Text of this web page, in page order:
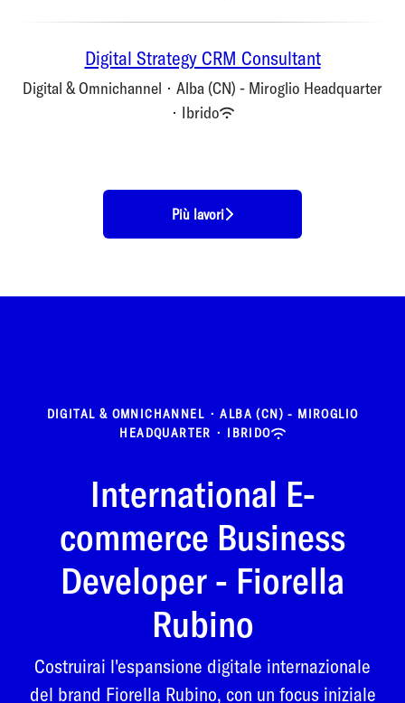
Digital Strategy CRM Consultant
Digital & Omnichannel · Alba (CN) - Miroglio Headquarter
· Ibrido
Più lavori
DIGITAL & OMNICHANNEL · ALBA (CN) - MIROGLIO
HEADQUARTER · IBRIDO
International E-
commerce Business
Developer - Fiorella
Rubino
Costruirai l'espansione digitale internazionale
del brand Fiorella Rubino, con un focus iniziale